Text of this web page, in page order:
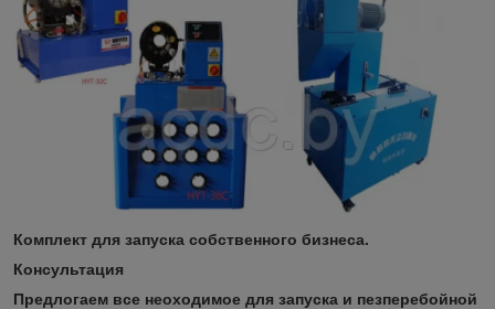
Комплект для запуска собственного бизнеса.
Консультация
Предлогаем все неоходимое для запуска и пезперебойной